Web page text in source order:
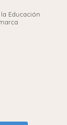
Educación